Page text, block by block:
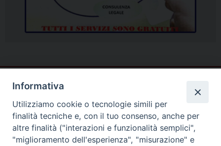
Informativa
Utilizziamo cookie o tecnologie simili per
finalità tecniche e, con il tuo consenso, anche per
altre finalità ("interazioni e funzionalità semplici",
"miglioramento dell'esperienza", "misurazione" e